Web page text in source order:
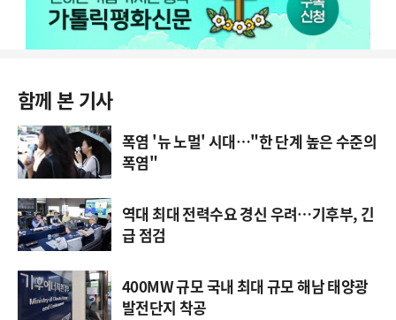
함께 본 기사
폭염 '뉴 노멀' 시대…"한 단계 높은 수준의
폭염"
역대 최대 전력수요 경신 우려…기후부, 긴
급 점검
400MW 규모 국내 최대 규모 해남 태양광
발전단지 착공